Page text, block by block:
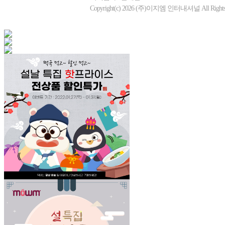
Copyright(c) 2026 (주)이지엠 인터내셔널 All Rights